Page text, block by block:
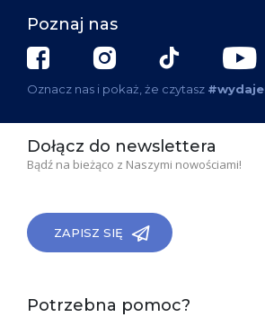
Poznaj nas
Oznacz nas i pokaż, że czytasz
Dołącz do newslettera
Bądź na bieżąco z Naszymi nowościami!
ZAPISZ SIĘ
Potrzebna pomoc?